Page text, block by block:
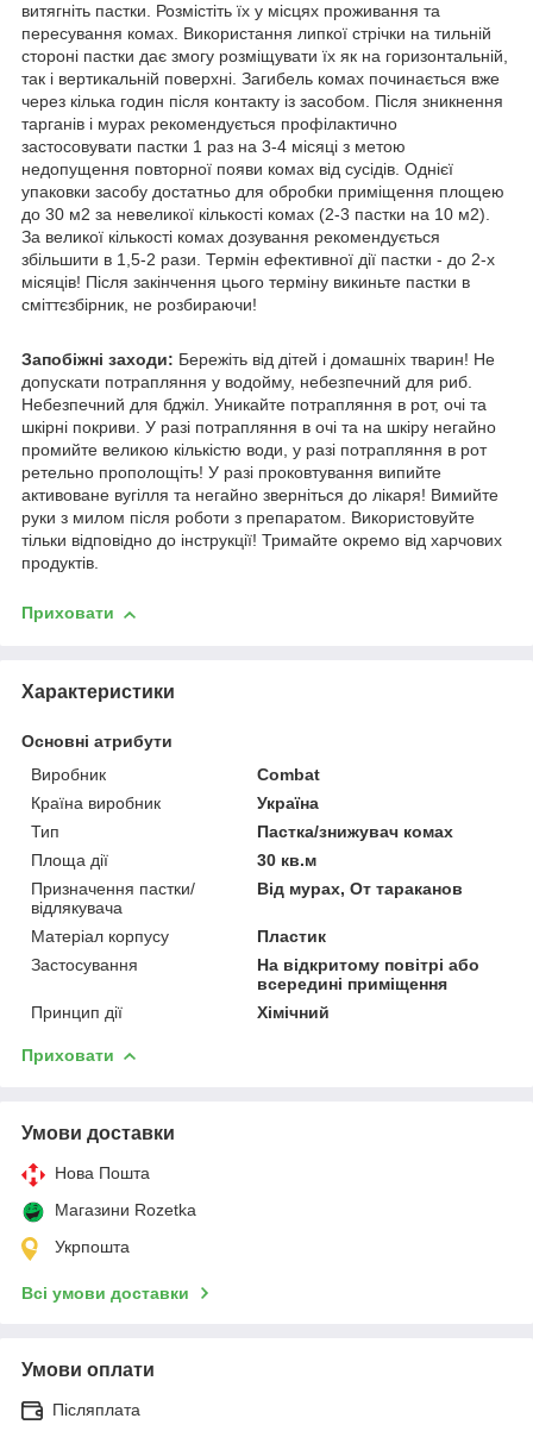
витягніть пастки. Розмістіть їх у місцях проживання та
пересування комах. Використання липкої стрічки на тильній
стороні пастки дає змогу розміщувати їх як на горизонтальній,
так і вертикальній поверхні. Загибель комах починається вже
через кілька годин після контакту із засобом. Після зникнення
тарганів і мурах рекомендується профілактично
застосовувати пастки 1 раз на 3-4 місяці з метою
недопущення повторної появи комах від сусідів. Однієї
упаковки засобу достатньо для обробки приміщення площею
до 30 м2 за невеликої кількості комах (2-3 пастки на 10 м2).
За великої кількості комах дозування рекомендується
збільшити в 1,5-2 рази. Термін ефективної дії пастки - до 2-х
місяців! Після закінчення цього терміну викиньте пастки в
сміттєзбірник, не розбираючи!
Запобіжні заходи: Бережіть від дітей і домашніх тварин! Не
допускати потрапляння у водойму, небезпечний для риб.
Небезпечний для бджіл. Уникайте потрапляння в рот, очі та
шкірні покриви. У разі потрапляння в очі та на шкіру негайно
промийте великою кількістю води, у разі потрапляння в рот
ретельно прополощіть! У разі проковтування випийте
активоване вугілля та негайно зверніться до лікаря! Вимийте
руки з милом після роботи з препаратом. Використовуйте
тільки відповідно до інструкції! Тримайте окремо від харчових
продуктів.
Приховати
Характеристики
Основні атрибути
Виробник
Combat
Країна виробник
Україна
Тип
Пастка/знижувач комах
Площа дії
30 кв.м
Призначення пастки/
відлякувача
Від мурах, От тараканов
Матеріал корпусу
Пластик
Застосування
На відкритому повітрі або
всередині приміщення
Принцип дії
Хімічний
Приховати
Умови доставки
Нова Пошта
Магазини Rozetka
Укрпошта
Всі умови доставки
Умови оплати
Післяплата